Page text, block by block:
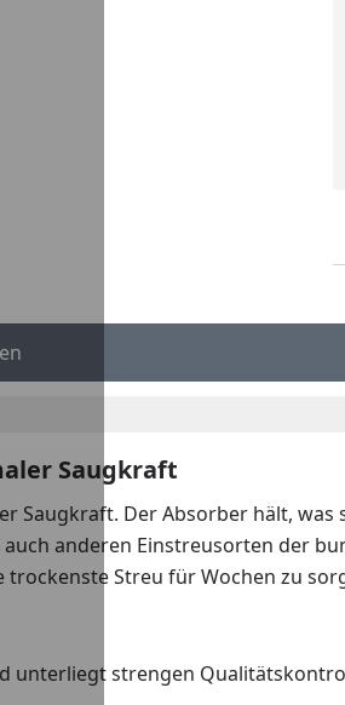
Saugkraft
Saugkraft. Der Absorber hält,
anderen Einstreusorten der
Streu für Wochen zu
strengen